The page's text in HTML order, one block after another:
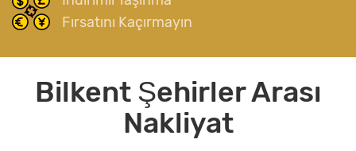
Fırsatını Kaçırmayın
Bilkent Şehirler Arası
Nakliyat